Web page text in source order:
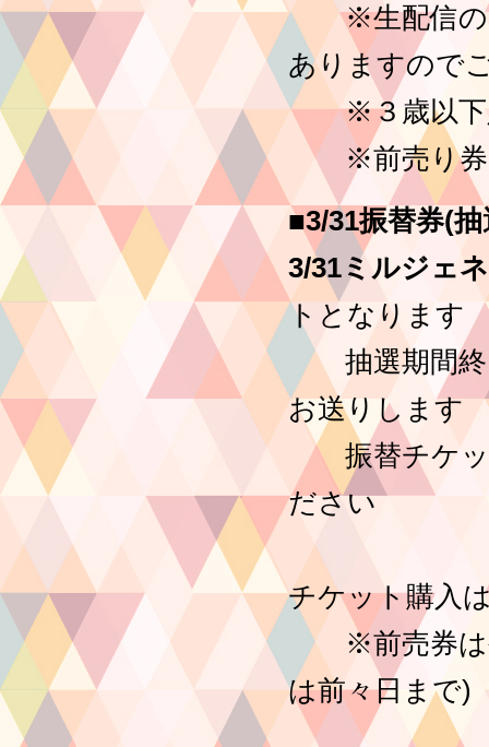
※生配信のた
ありますので
※３歳以下入
※前売り券
■3/31振替券(
3/31ミルジェ
トとなります
抽選期間終
お送りします
振替チケッ
ださい
チケット購入
※前売券は公
は前々日まで)